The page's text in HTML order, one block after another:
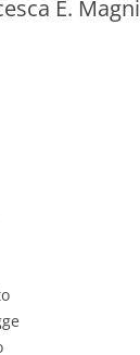
E. Magni